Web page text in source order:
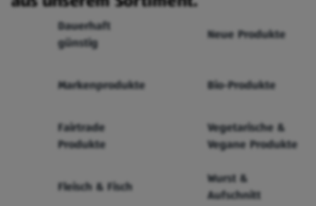
Dauerhaft
günstig
Neue Produkte
Markenprodukte Bio-Produkte
Fairtrade
Produkte
Vegetarische &
Vegane Produkte
Fleisch & Fisch
Wurst &
Aufschnitt